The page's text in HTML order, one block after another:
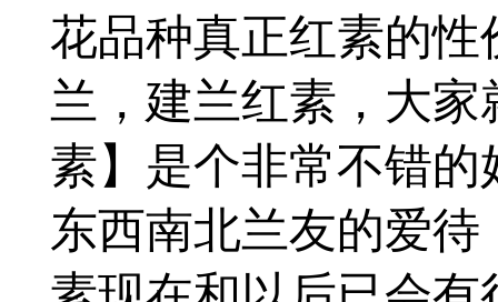
花品种真正红素的
兰，建兰红素，大
素】是个非常不错
东西南北兰友的爱待